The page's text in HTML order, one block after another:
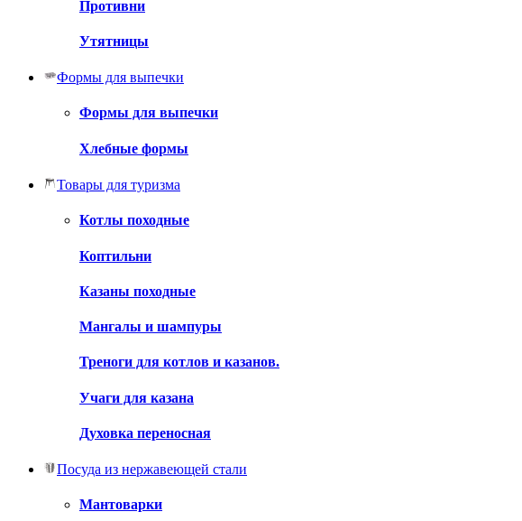
Противни
Утятницы
Формы для выпечки
Формы для выпечки
Хлебные формы
Товары для туризма
Котлы походные
Коптильни
Казаны походные
Мангалы и шампуры
Треноги для котлов и казанов.
Учаги для казана
Духовка переносная
Посуда из нержавеющей стали
Мантоварки